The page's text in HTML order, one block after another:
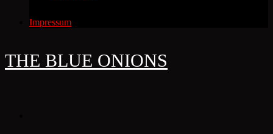
Impressum
THE BLUE ONIONS